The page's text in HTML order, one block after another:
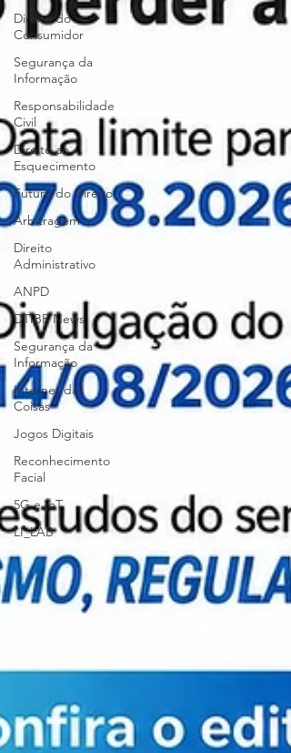
Direito do
Consumidor
Segurança da
Informação
Responsabilidade
Civil
Direito ao
Esquecimento
Futuro do Direito
Arbitragem
Direito
Administrativo
ANPD
DTIBR News
Segurança da
Informação
Internet das
Coisas
Jogos Digitais
Reconhecimento
Facial
5G e IoT
LI_LAB